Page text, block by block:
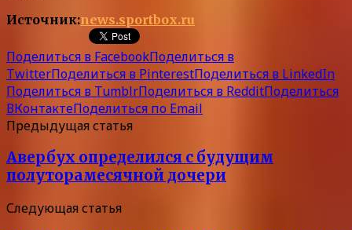
Источник:news.sportbox.ru
Поделиться в FacebookПоделиться в
TwitterПоделиться в PinterestПоделиться в LinkedIn
Поделиться в TumblrПоделиться в RedditПоделиться
ВКонтактеПоделиться по Email
Предыдущая статья
Авербух определился с будущим
полуторамесячной дочери
Следующая статья